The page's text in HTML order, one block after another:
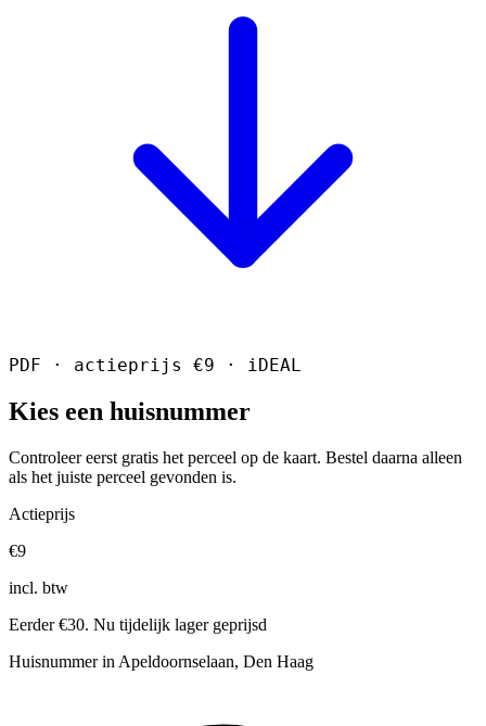
PDF · actieprijs €9 · iDEAL
Kies een huisnummer
Controleer eerst gratis het perceel op de kaart. Bestel daarna alleen
als het juiste perceel gevonden is.
Actieprijs
€9
incl. btw
Eerder €30. Nu tijdelijk lager geprijsd
Huisnummer in Apeldoornselaan, Den Haag